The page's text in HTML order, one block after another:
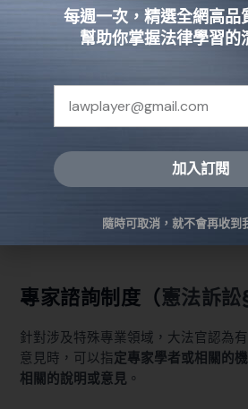
憲法法庭特色簡介
專家諮詢制度（憲法訴訟
針對涉及特殊專業領域，大法官認為
意見時，可以指定專家學者或相關的
相關的說明或意見 。
每週一次，精選全網高品
幫助你掌握法律學習的
加入訂閱
隨時可取消，就不會再收到